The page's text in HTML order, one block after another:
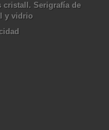
cristall. Serigrafía de
y vidrio